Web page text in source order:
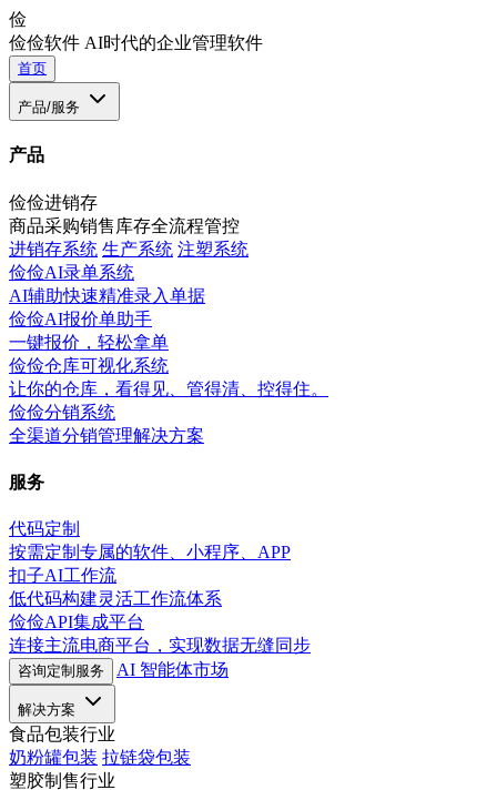
俭
俭俭软件 AI时代的企业管理软件
首页
产品/服务
产品
俭俭进销存
商品采购销售库存全流程管控
进销存系统 生产系统 注塑系统
俭俭AI录单系统
AI辅助快速精准录入单据
俭俭AI报价单助手
一键报价，轻松拿单
俭俭仓库可视化系统
让你的仓库，看得见、管得清、控得住。
俭俭分销系统
全渠道分销管理解决方案
服务
代码定制
按需定制专属的软件、小程序、APP
扣子AI工作流
低代码构建灵活工作流体系
俭俭API集成平台
连接主流电商平台，实现数据无缝同步
咨询定制服务 AI 智能体市场
解决方案
食品包装行业
奶粉罐包装 拉链袋包装
塑胶制售行业